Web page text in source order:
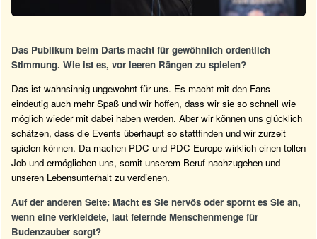
Das Publikum beim Darts macht für gewöhnlich ordentlich
Stimmung. Wie ist es, vor leeren Rängen zu spielen?
Das ist wahnsinnig ungewohnt für uns. Es macht mit den Fans
eindeutig auch mehr Spaß und wir hoffen, dass wir sie so schnell wie
möglich wieder mit dabei haben werden. Aber wir können uns glücklich
schätzen, dass die Events überhaupt so stattfinden und wir zurzeit
spielen können. Da machen PDC und PDC Europe wirklich einen tollen
Job und ermöglichen uns, somit unserem Beruf nachzugehen und
unseren Lebensunterhalt zu verdienen.
Auf der anderen Seite: Macht es Sie nervös oder spornt es Sie an,
wenn eine verkleidete, laut feiernde Menschenmenge für
Budenzauber sorgt?